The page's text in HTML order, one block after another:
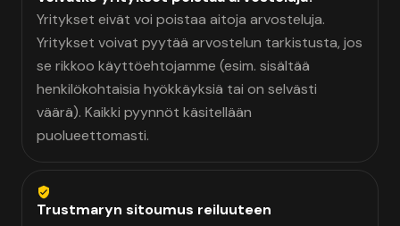
Yritykset eivät voi poistaa aitoja arvosteluja.
Yritykset voivat pyytää arvostelun tarkistusta, jos
se rikkoo käyttöehtojamme (esim. sisältää
henkilökohtaisia hyökkäyksiä tai on selvästi
väärä). Kaikki pyynnöt käsitellään
puolueettomasti.
Trustmaryn sitoumus reiluuteen